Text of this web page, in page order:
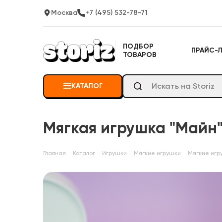
Москва +7 (495) 532-78-71
ПОДБОР
ТОВАРОВ
ПРАЙС-
КАТАЛОГ
Мягкая игрушка
Главная Каталог Игрушки Мягкие игрушки Мягкие